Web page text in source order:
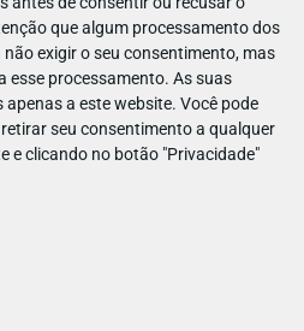
que algum processamento dos
exigir o seu consentimento, mas
esse processamento. As suas
a este website. Você pode
seu consentimento a qualquer
e clicando no botão "Privacidade"